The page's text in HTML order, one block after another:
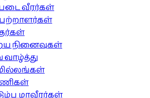
வீரர்கள்
நினைவுகள்
மாவீரர்கள்